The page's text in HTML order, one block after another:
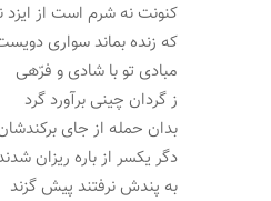
کنونت نه شرم است از ایزد
که زنده بماند سواری
مبادی تو با شادی و فرّهی
ز گردان چینی برآورد گرد
بدان حمله از جای
دگر یکسر از باره ریزان
به پندش نرفتند پیش گزند